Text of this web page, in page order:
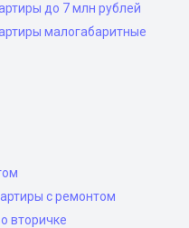
до 7 млн рублей
малогабаритные
с ремонтом
вторичке